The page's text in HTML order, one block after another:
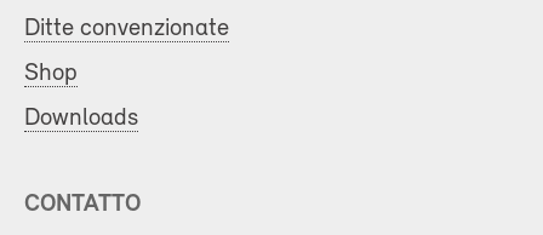
Ditte convenzionate
Shop
Downloads
CONTATTO